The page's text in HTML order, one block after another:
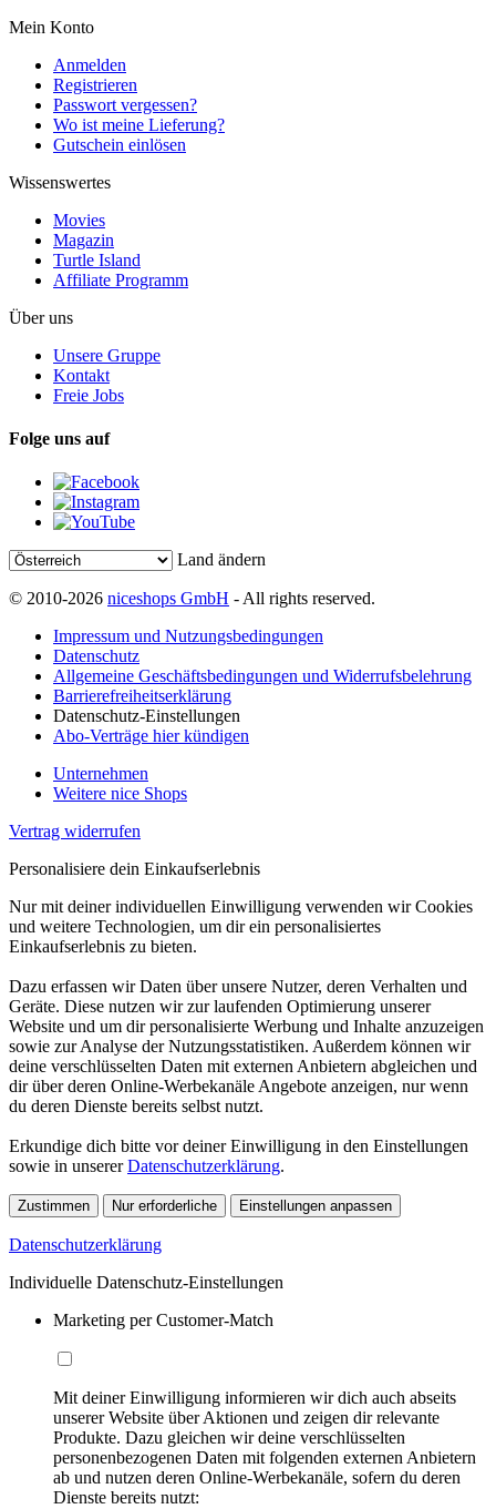
Mein Konto
Anmelden
Registrieren
Passwort vergessen?
Wo ist meine Lieferung?
Gutschein einlösen
Wissenswertes
Movies
Magazin
Turtle Island
Affiliate Programm
Über uns
Unsere Gruppe
Kontakt
Freie Jobs
Folge uns auf
Land ändern
© 2010-2026 niceshops GmbH - All rights reserved.
Impressum und Nutzungsbedingungen
Datenschutz
Allgemeine Geschäftsbedingungen und Widerrufsbelehrung
Barrierefreiheitserklärung
Datenschutz-Einstellungen
Abo-Verträge hier kündigen
Unternehmen
Weitere nice Shops
Vertrag widerrufen
Personalisiere dein Einkaufserlebnis
Nur mit deiner individuellen Einwilligung verwenden wir Cookies
und weitere Technologien, um dir ein personalisiertes
Einkaufserlebnis zu bieten.
Dazu erfassen wir Daten über unsere Nutzer, deren Verhalten und
Geräte. Diese nutzen wir zur laufenden Optimierung unserer
Website und um dir personalisierte Werbung und Inhalte anzuzeigen
sowie zur Analyse der Nutzungsstatistiken. Außerdem können wir
deine verschlüsselten Daten mit externen Anbietern abgleichen und
dir über deren Online-Werbekanäle Angebote anzeigen, nur wenn
du deren Dienste bereits selbst nutzt.
Erkundige dich bitte vor deiner Einwilligung in den Einstellungen
sowie in unsererDatenschutzerklärung.
Zustimmen Nur erforderliche Einstellungen anpassen
Datenschutzerklärung
Individuelle Datenschutz-Einstellungen
Marketing per Customer-Match
Mit deiner Einwilligung informieren wir dich auch abseits
unserer Website über Aktionen und zeigen dir relevante
Produkte. Dazu gleichen wir deine verschlüsselten
personenbezogenen Daten mit folgenden externen Anbietern
ab und nutzen deren Online-Werbekanäle, sofern du deren
Dienste bereits nutzt: